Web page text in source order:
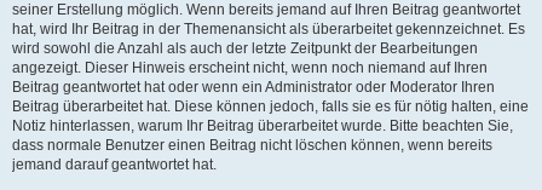
seiner Erstellung möglich. Wenn bereits jemand auf Ihren Beitrag geantwortet
hat, wird Ihr Beitrag in der Themenansicht als überarbeitet gekennzeichnet. Es
wird sowohl die Anzahl als auch der letzte Zeitpunkt der Bearbeitungen
angezeigt. Dieser Hinweis erscheint nicht, wenn noch niemand auf Ihren
Beitrag geantwortet hat oder wenn ein Administrator oder Moderator Ihren
Beitrag überarbeitet hat. Diese können jedoch, falls sie es für nötig halten, eine
Notiz hinterlassen, warum Ihr Beitrag überarbeitet wurde. Bitte beachten Sie,
dass normale Benutzer einen Beitrag nicht löschen können, wenn bereits
jemand darauf geantwortet hat.